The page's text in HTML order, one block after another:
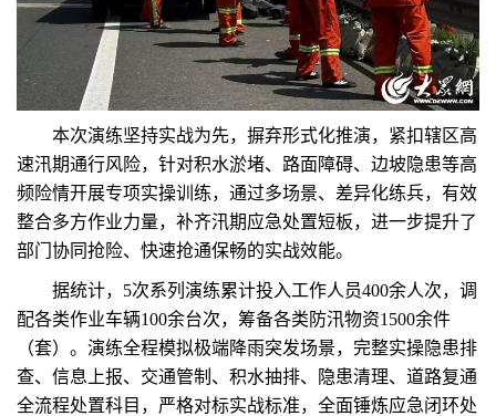
本次演练坚持实战为先，摒弃形式化推演，紧扣辖区高
速汛期通行风险，针对积水淤堵、路面障碍、边坡隐患等高
频险情开展专项实操训练，通过多场景、差异化练兵，有效
整合多方作业力量，补齐汛期应急处置短板，进一步提升了
部门协同抢险、快速抢通保畅的实战效能。
据统计，5次系列演练累计投入工作人员400余人次，调
配各类作业车辆100余台次，筹备各类防汛物资1500余件
（套）。演练全程模拟极端降雨突发场景，完整实操隐患排
查、信息上报、交通管制、积水抽排、隐患清理、道路复通
全流程处置科目，严格对标实战标准，全面锤炼应急闭环处